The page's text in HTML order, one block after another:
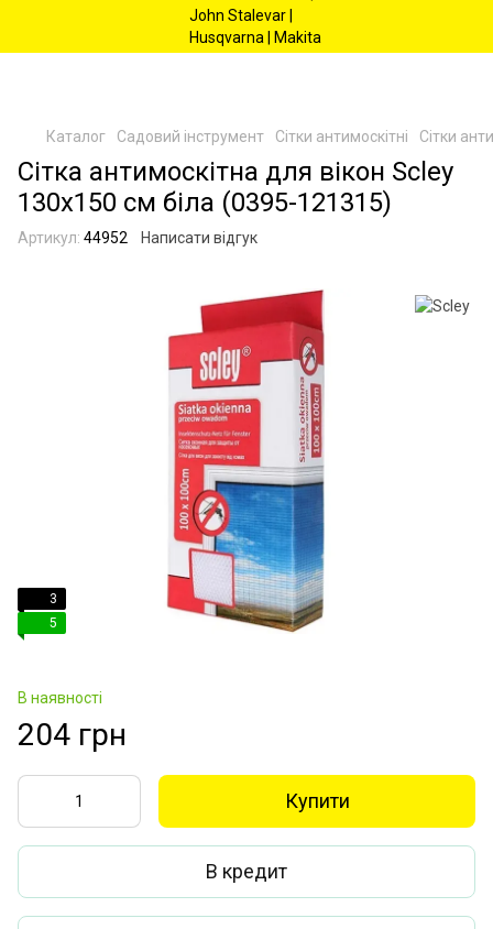
Каталог Садовий інструмент Сітки антимоскітні Сітки
Сітка антимоскітна для вікон Scley
130х150 см біла (0395-121315)
Артикул: 44952 Написати відгук
3
5
В наявності
204 грн
Купити
В кредит